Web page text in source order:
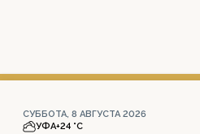
СУББОТА, 8 АВГУСТА 2026
УФА+24 °С